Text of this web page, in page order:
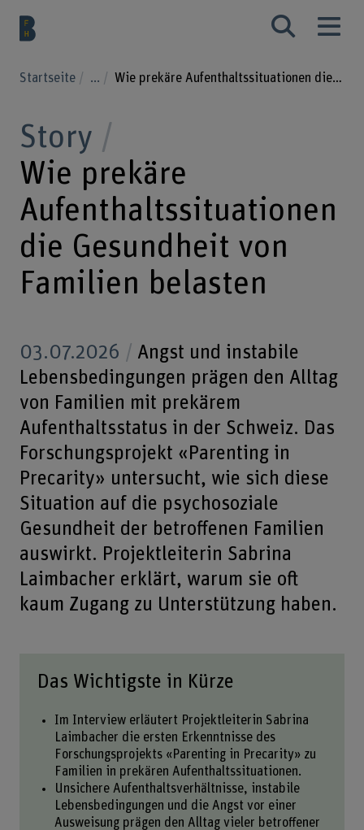
Startseite ... Wie prekäre Aufenthaltssituationen die Gesundheit von Familien belasten
Story
Wie prekäre
Aufenthaltssituationen
die Gesundheit von
Familien belasten
03.07.2026
Angst und instabile
Lebensbedingungen prägen den Alltag
von Familien mit prekärem
Aufenthaltsstatus in der Schweiz. Das
Forschungsprojekt «Parenting in
Precarity» untersucht, wie sich diese
Situation auf die psychosoziale
Gesundheit der betroffenen Familien
auswirkt. Projektleiterin Sabrina
Laimbacher erklärt, warum sie oft
kaum Zugang zu Unterstützung haben.
Das Wichtigste in Kürze
Im Interview erläutert Projektleiterin Sabrina
Laimbacher die ersten Erkenntnisse des
Forschungsprojekts «Parenting in Precarity» zu
Familien in prekären Aufenthaltssituationen.
Unsichere Aufenthaltsverhältnisse, instabile
Lebensbedingungen und die Angst vor einer
Ausweisung prägen den Alltag vieler betroffener